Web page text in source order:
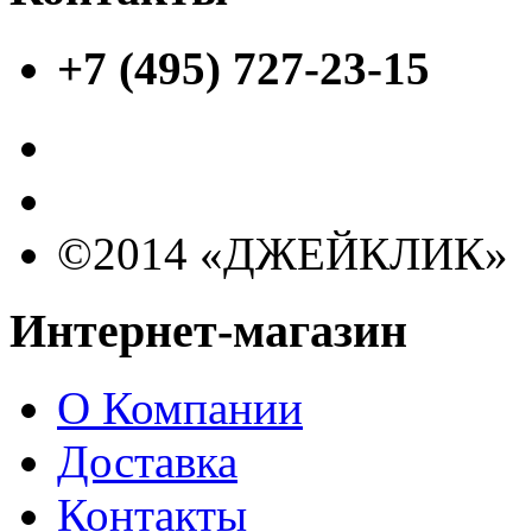
+7 (495) 727-23-15
©2014 «ДЖЕЙКЛИК»
Интернет-магазин
О Компании
Доставка
Контакты